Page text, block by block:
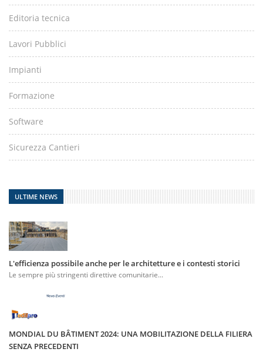
Editoria tecnica
Lavori Pubblici
Impianti
Formazione
Software
Sicurezza Cantieri
ULTIME NEWS
L'efficienza possibile anche per le architetture e i contesti storici
Le sempre più stringenti direttive comunitarie...
MONDIAL DU BÂTIMENT 2024: UNA MOBILITAZIONE DELLA FILIERA
SENZA PRECEDENTI